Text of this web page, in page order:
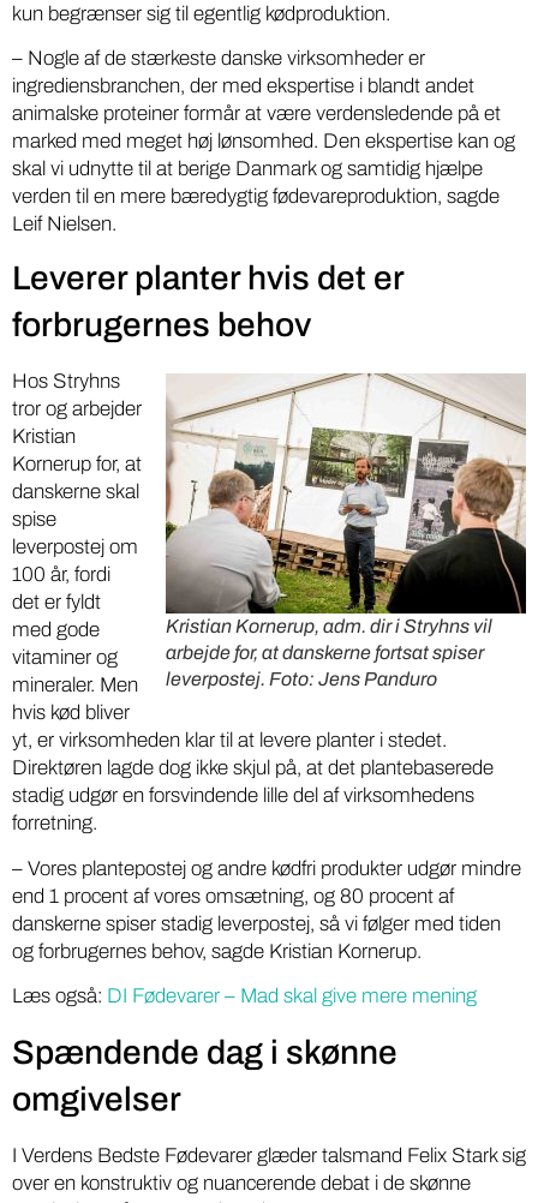
kun begrænser sig til egentlig kødproduktion.
– Nogle af de stærkeste danske virksomheder er
ingrediensbranchen, der med ekspertise i blandt andet
animalske proteiner formår at være verdensledende på et
marked med meget høj lønsomhed. Den ekspertise kan og
skal vi udnytte til at berige Danmark og samtidig hjælpe
verden til en mere bæredygtig fødevareproduktion, sagde
Leif Nielsen.
Leverer planter hvis det er
forbrugernes behov
Kristian Kornerup, adm. dir i Stryhns vil
arbejde for, at danskerne fortsat spiser
leverpostej. Foto: Jens Panduro
Hos Stryhns
tror og arbejder
Kristian
Kornerup for, at
danskerne skal
spise
leverpostej om
100 år, fordi
det er fyldt
med gode
vitaminer og
mineraler. Men
hvis kød bliver
yt, er virksomheden klar til at levere planter i stedet.
Direktøren lagde dog ikke skjul på, at det plantebaserede
stadig udgør en forsvindende lille del af virksomhedens
forretning.
– Vores plantepostej og andre kødfri produkter udgør mindre
end 1 procent af vores omsætning, og 80 procent af
danskerne spiser stadig leverpostej, så vi følger med tiden
og forbrugernes behov, sagde Kristian Kornerup.
Læs også: DI Fødevarer – Mad skal give mere mening
Spændende dag i skønne
omgivelser
I Verdens Bedste Fødevarer glæder talsmand Felix Stark sig
over en konstruktiv og nuancerende debat i de skønne